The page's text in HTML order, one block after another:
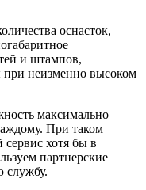
оснасток,
и штампов,
при неизменно высоком
максимально
При таком
сервис хотя бы в
партнерские
службу.